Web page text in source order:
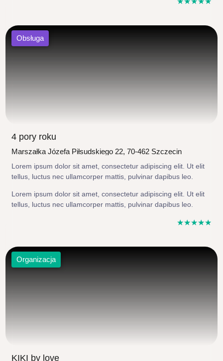
Obsługa
4 pory roku
Marszałka Józefa Piłsudskiego 22, 70-462 Szczecin
Lorem ipsum dolor sit amet, consectetur adipiscing elit. Ut elit
tellus, luctus nec ullamcorper mattis, pulvinar dapibus leo.
Lorem ipsum dolor sit amet, consectetur adipiscing elit. Ut elit
tellus, luctus nec ullamcorper mattis, pulvinar dapibus leo.
☆☆☆☆☆
Organizacja
KIKI by love